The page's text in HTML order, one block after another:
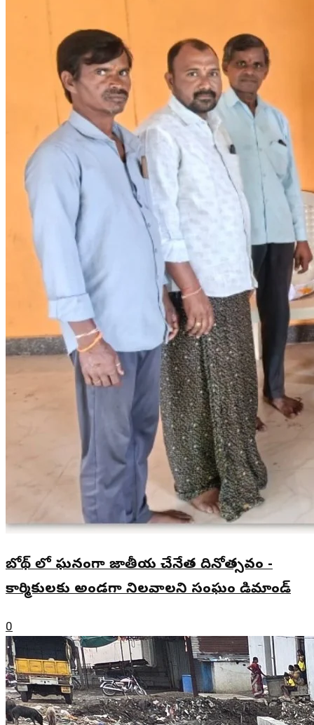
బోథ్ లో ఘనంగా జాతీయ చేనేత దినోత్సవం -
కార్మికులకు అండగా నిలవాలని సంఘం డిమాండ్
0